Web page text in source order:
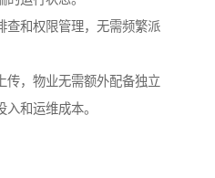
查和权限管理，无需频繁派
传，物业无需额外配备独立
和运维成本。